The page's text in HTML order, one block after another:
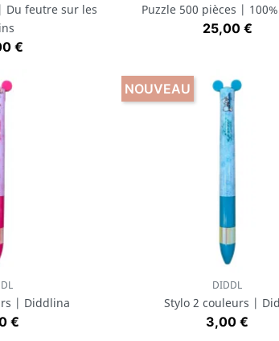
Du feutre sur les
€
Puzzle 500 pièces |
Prix
25,00 €
rapide
| Diddlina
€
Aperçu rapide
DIDDL
Stylo 2 couleurs |
Prix
3,00 €
NOUVEAU